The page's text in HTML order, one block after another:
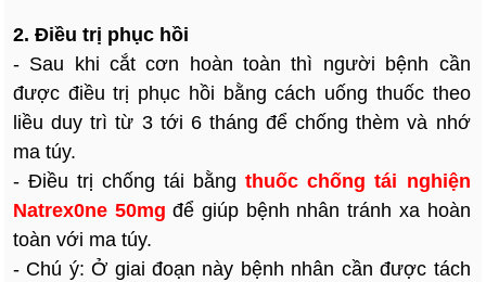
2. Điều trị phục hồi
- Sau khi cắt cơn hoàn toàn thì người bệnh cần
được điều trị phục hồi bằng cách uống thuốc theo
liều duy trì từ 3 tới 6 tháng để chống thèm và nhớ
ma túy.
- Điều trị chống tái bằngthuốc chống tái nghiện
Natrex0ne 50mgđể giúp bệnh nhân tránh xa hoàn
toàn với ma túy.
- Chú ý: Ở giai đoạn này bệnh nhân cần được tách